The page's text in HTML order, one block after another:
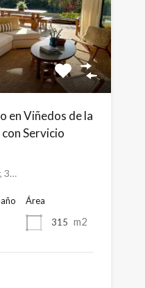
en Viñedos de la
Servicio
3…
Área
315 m2